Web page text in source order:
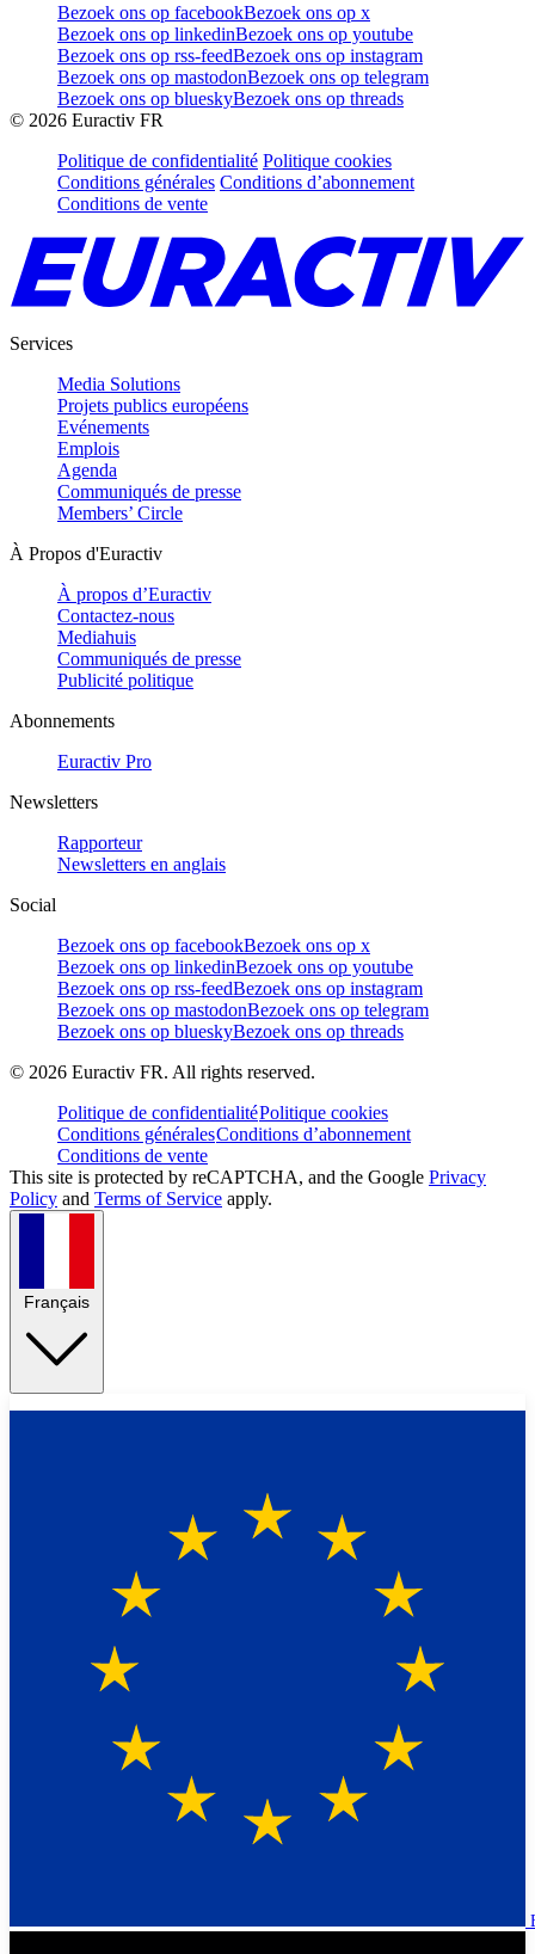
Bezoek ons op facebookBezoek ons op x
Bezoek ons op linkedinBezoek ons op youtube
Bezoek ons op rss-feedBezoek ons op instagram
Bezoek ons op mastodonBezoek ons op telegram
Bezoek ons op blueskyBezoek ons op threads
© 2026 Euractiv FR
Politique de confidentialité Politique cookies
Conditions générales Conditions d’abonnement
Conditions de vente
Services
Media Solutions
Projets publics européens
Evénements
Emplois
Agenda
Communiqués de presse
Members’ Circle
À Propos d'Euractiv
À propos d’Euractiv
Contactez-nous
Mediahuis
Communiqués de presse
Publicité politique
Abonnements
Euractiv Pro
Newsletters
Rapporteur
Newsletters en anglais
Social
Bezoek ons op facebookBezoek ons op x
Bezoek ons op linkedinBezoek ons op youtube
Bezoek ons op rss-feedBezoek ons op instagram
Bezoek ons op mastodonBezoek ons op telegram
Bezoek ons op blueskyBezoek ons op threads
© 2026 Euractiv FR. All rights reserved.
Politique de confidentialitéPolitique cookies
Conditions généralesConditions d’abonnement
Conditions de vente
This site is protected by reCAPTCHA, and the Google Privacy
Policy and Terms of Service apply.
Français